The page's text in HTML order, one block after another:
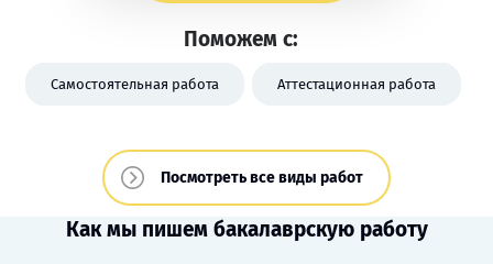
Поможем с:
Самостоятельная работа Аттестационная работа
Посмотреть все виды работ
Как мы пишем бакалаврскую работу